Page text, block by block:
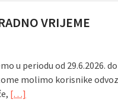
VRIJEME
u periodu od 29.6.2026.
molimo korisnike
[…]